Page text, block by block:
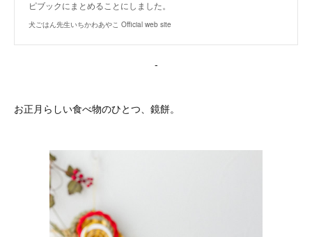
ピブックにまとめることにしました。
犬ごはん先生いちかわあやこ Official web site
-
お正月らしい食べ物のひとつ、鏡餅。